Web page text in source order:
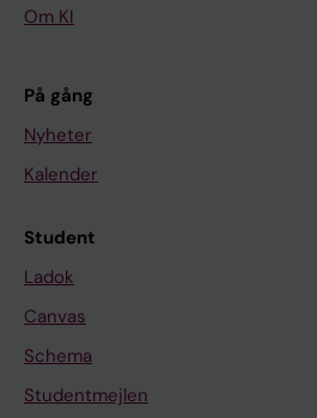
Om KI
På gång
Nyheter
Kalender
Student
Ladok
Canvas
Schema
Studentmejlen